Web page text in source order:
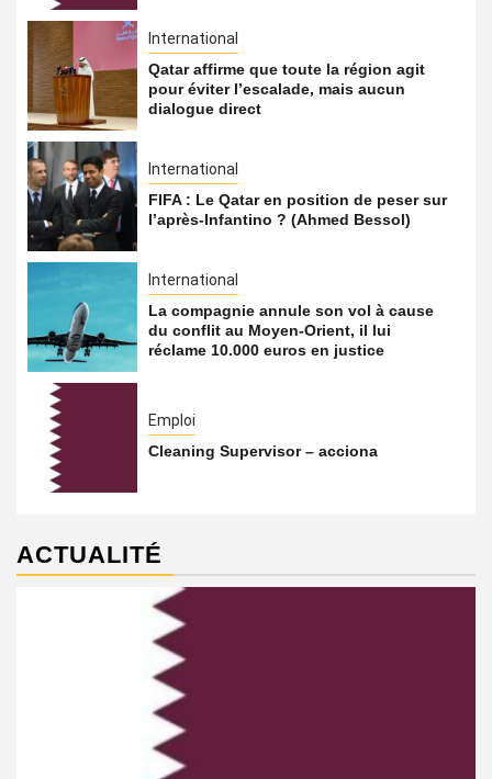
International
Qatar affirme que toute la région agit
pour éviter l’escalade, mais aucun
dialogue direct
International
FIFA : Le Qatar en position de peser sur
l’après-Infantino ? (Ahmed Bessol)
International
La compagnie annule son vol à cause
du conflit au Moyen-Orient, il lui
réclame 10.000 euros en justice
Emploi
Cleaning Supervisor – acciona
ACTUALITÉ